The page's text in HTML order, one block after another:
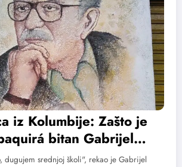
iz Kolumbije: Zašto je
bitan Gabrijel
(GALERIJA)
dugujem srednjoj školi", rekao je Gabrijel